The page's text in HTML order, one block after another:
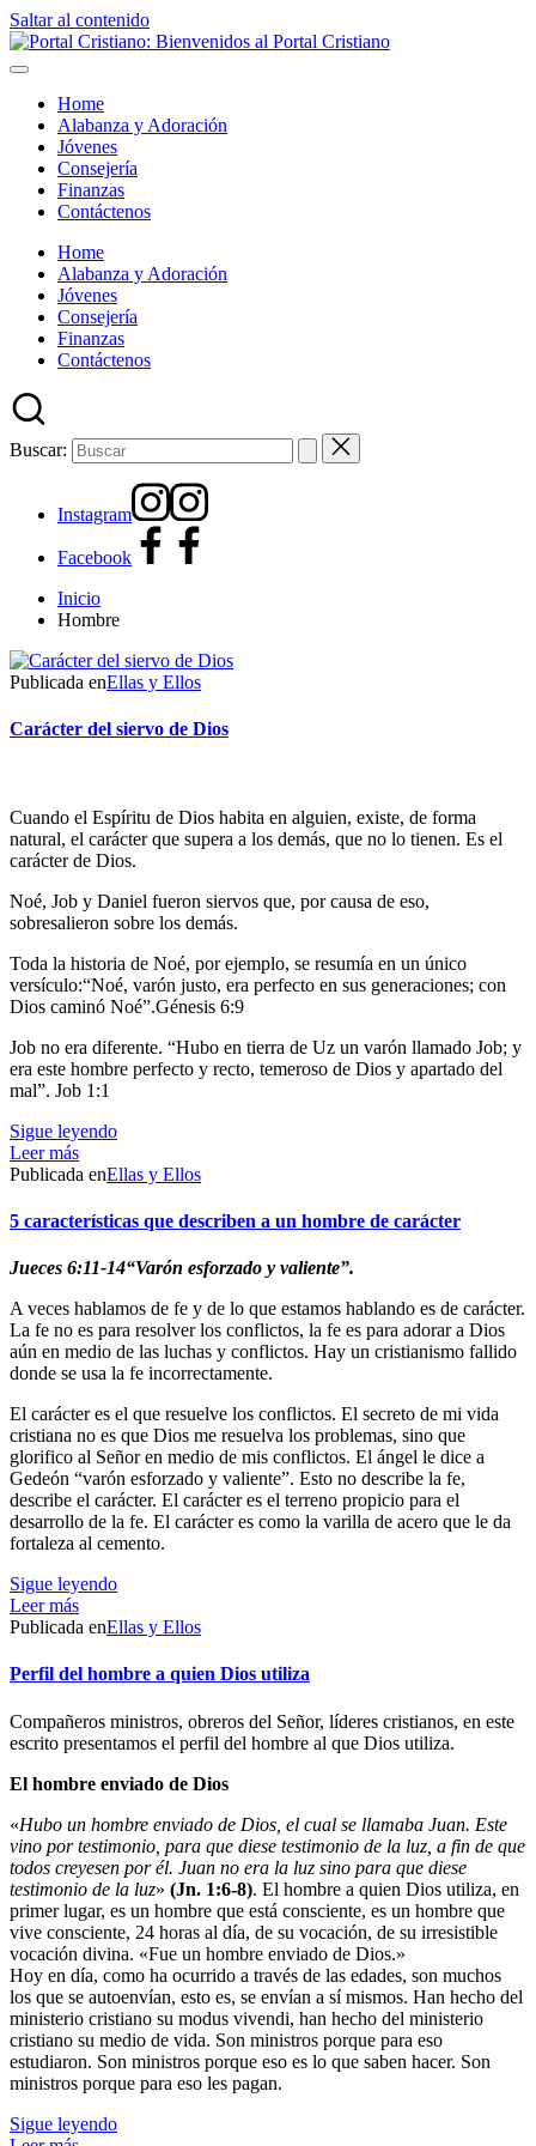
Saltar al contenido
Home
Alabanza y Adoración
Jóvenes
Consejería
Finanzas
Contáctenos
Home
Alabanza y Adoración
Jóvenes
Consejería
Finanzas
Contáctenos
Buscar:
Instagram
Facebook
Inicio
Hombre
Publicada enEllas y Ellos
Carácter del siervo de Dios
Cuando el Espíritu de Dios habita en alguien, existe, de forma
natural, el carácter que supera a los demás, que no lo tienen. Es el
carácter de Dios.
Noé, Job y Daniel fueron siervos que, por causa de eso,
sobresalieron sobre los demás.
Toda la historia de Noé, por ejemplo, se resumía en un único
versículo:“Noé, varón justo, era perfecto en sus generaciones; con
Dios caminó Noé”.Génesis 6:9
Job no era diferente. “Hubo en tierra de Uz un varón llamado Job; y
era este hombre perfecto y recto, temeroso de Dios y apartado del
mal”. Job 1:1
Sigue leyendo
Leer más
Publicada enEllas y Ellos
5 características que describen a un hombre de carácter
Jueces 6:11-14“Varón esforzado y valiente”.
A veces hablamos de fe y de lo que estamos hablando es de carácter.
La fe no es para resolver los conflictos, la fe es para adorar a Dios
aún en medio de las luchas y conflictos. Hay un cristianismo fallido
donde se usa la fe incorrectamente.
El carácter es el que resuelve los conflictos. El secreto de mi vida
cristiana no es que Dios me resuelva los problemas, sino que
glorifico al Señor en medio de mis conflictos. El ángel le dice a
Gedeón “varón esforzado y valiente”. Esto no describe la fe,
describe el carácter. El carácter es el terreno propicio para el
desarrollo de la fe. El carácter es como la varilla de acero que le da
fortaleza al cemento.
Sigue leyendo
Leer más
Publicada enEllas y Ellos
Perfil del hombre a quien Dios utiliza
Compañeros ministros, obreros del Señor, líderes cristianos, en este
escrito presentamos el perfil del hombre al que Dios utiliza.
El hombre enviado de Dios
«Hubo un hombre enviado de Dios, el cual se llamaba Juan. Este
vino por testimonio, para que diese testimonio de la luz, a fin de que
todos creyesen por él. Juan no era la luz sino para que diese
testimonio de la luz» (Jn. 1:6-8). El hombre a quien Dios utiliza, en
primer lugar, es un hombre que está consciente, es un hombre que
vive consciente, 24 horas al día, de su vocación, de su irresistible
vocación divina. «Fue un hombre enviado de Dios.»
Hoy en día, como ha ocurrido a través de las edades, son muchos
los que se autoenvían, esto es, se envían a sí mismos. Han hecho del
ministerio cristiano su modus vivendi, han hecho del ministerio
cristiano su medio de vida. Son ministros porque para eso
estudiaron. Son ministros porque eso es lo que saben hacer. Son
ministros porque para eso les pagan.
Sigue leyendo